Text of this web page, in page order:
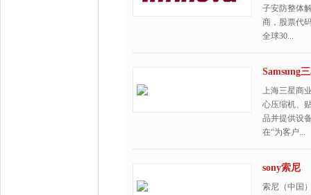
子安防整体
商，股票代
全球30...
Samsung
上海三星商
心压缩机、
品并提供设
在“为客户...
sony索尼
索尼（中国